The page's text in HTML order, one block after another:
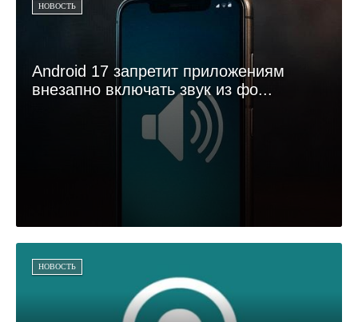
НОВОСТЬ
Android 17 запретит приложениям
внезапно включать звук из фо...
НОВОСТЬ